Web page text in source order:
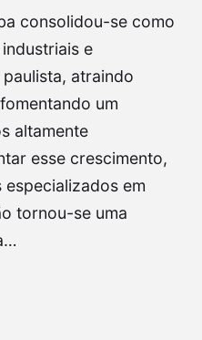
consolidou-se como
e
atraindo
um
altamente
esse crescimento,
em
tornou-se uma